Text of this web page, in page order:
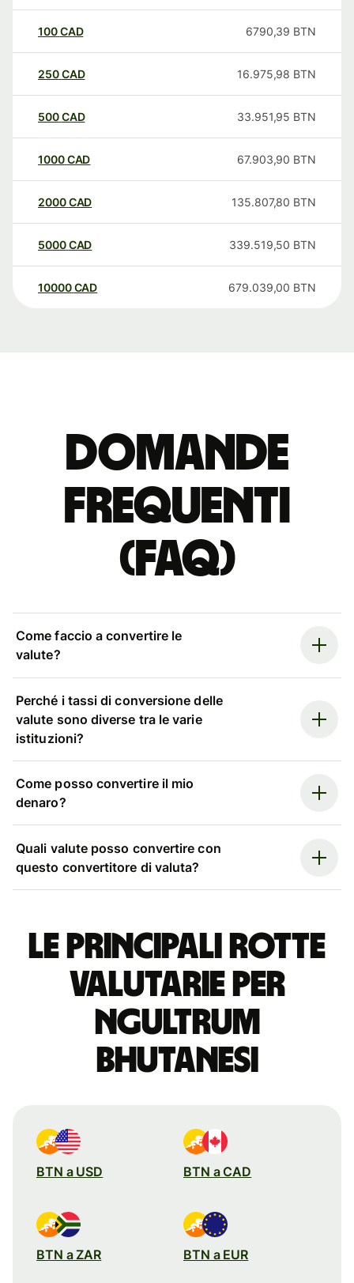
100CAD 6790,39 BTN
250CAD 16.975,98 BTN
500CAD 33.951,95 BTN
1000CAD 67.903,90 BTN
2000CAD 135.807,80 BTN
5000CAD 339.519,50 BTN
10000 CAD 679.039,00 BTN
Domande
Frequenti
(FAQ)
Come faccio a convertire le
valute?
Perché i tassi di conversione delle
valute sono diverse tra le varie
istituzioni?
Come posso convertire il mio
denaro?
Quali valute posso convertire con
questo convertitore di valuta?
Le principali rotte
valutarie per
ngultrum
bhutanesi
BTN a USD BTN a CAD
BTN a ZAR BTN a EUR